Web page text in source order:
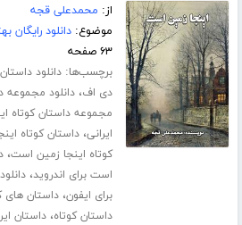
از: محمدعلی قجه
موضوع:دانلود رایگان
۶۳ صفحه
برچسب‌ها:دانلود
دی اف،دانلود مجموعه
مجموعه داستان کوتاه
ایرانی،داستان کوتاه
کوتاه اینجا زمین است،
است برای اندروید،
برای ایفون،داستان های
داستان کوتاه،داستان